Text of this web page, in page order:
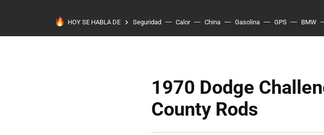
HOY SE HABLA DE Seguridad Calor China Gasolina GPS BMW
1970 Dodge
County Rods